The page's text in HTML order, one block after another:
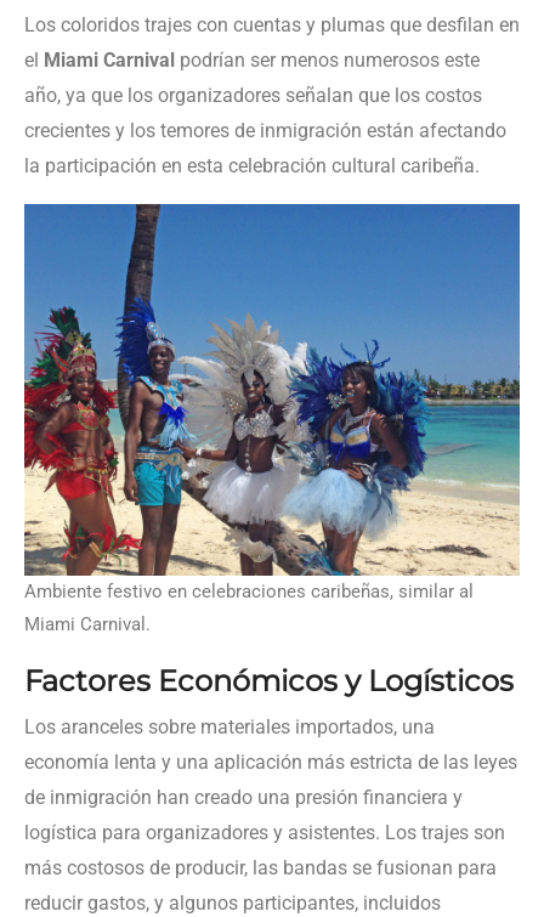
Los coloridos trajes con cuentas y plumas que desfilan en
el Miami Carnival podrían ser menos numerosos este
año, ya que los organizadores señalan que los costos
crecientes y los temores de inmigración están afectando
la participación en esta celebración cultural caribeña.
Ambiente festivo en celebraciones caribeñas, similar al
Miami Carnival.
Factores Económicos y Logísticos
Los aranceles sobre materiales importados, una
economía lenta y una aplicación más estricta de las leyes
de inmigración han creado una presión financiera y
logística para organizadores y asistentes. Los trajes son
más costosos de producir, las bandas se fusionan para
reducir gastos, y algunos participantes, incluidos